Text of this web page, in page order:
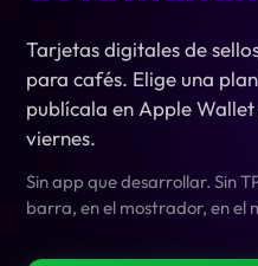
Tarjetas digitales de
para cafés. Elige una
publícala en Apple
viernes.
Sin app que desarrollar. Sin
barra, en el mostrador, en el